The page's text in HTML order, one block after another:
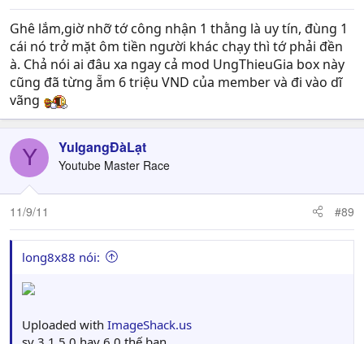
Ghê lắm,giờ nhỡ tớ công nhận 1 thằng là uy tín, đùng 1
cái nó trở mặt ôm tiền người khác chạy thì tớ phải đền
à. Chả nói ai đâu xa ngay cả mod UngThieuGia box này
cũng đã từng ẵm 6 triệu VND của member và đi vào dĩ
vãng
Y YulgangĐàLạt
Youtube Master Race
11/9/11 #89
long8x88 nói:
Uploaded with ImageShack.us